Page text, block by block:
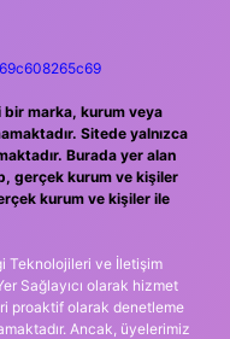
marka, kurum veya
Sitede yalnızca
Burada yer alan
gerçek kurum ve kişiler
kurum ve kişiler ile
Teknolojileri ve İletişim
Sağlayıcı olarak hizmet
proaktif olarak denetleme
Ancak, üyelerimiz